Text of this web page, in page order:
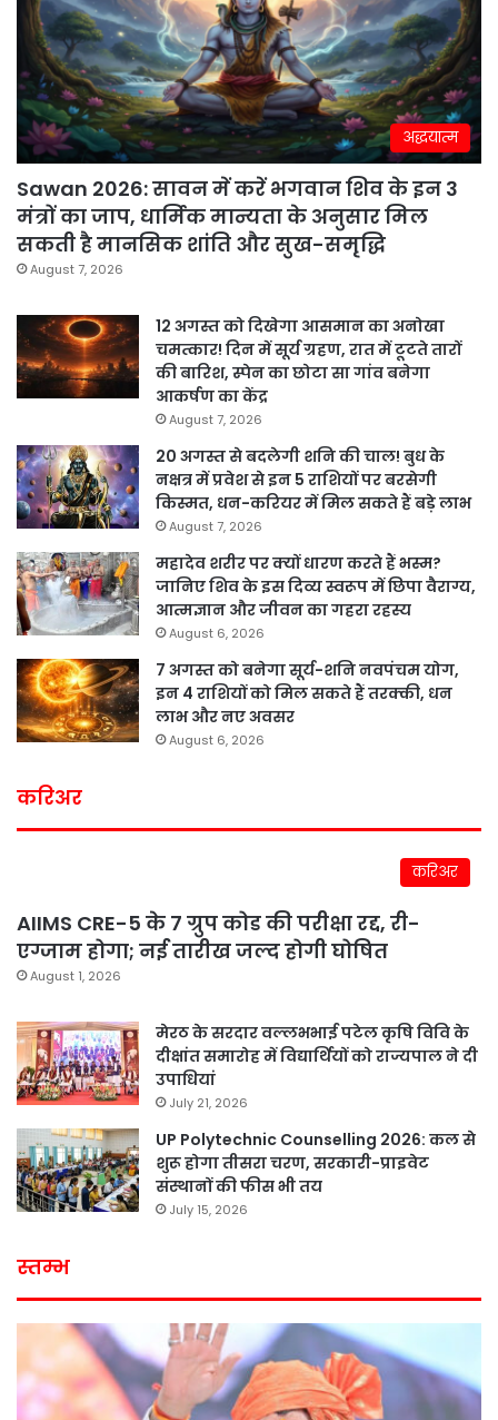
अद्धयात्म
Sawan 2026: सावन में करें भगवान शिव के इन 3
मंत्रों का जाप, धार्मिक मान्यता के अनुसार मिल
सकती है मानसिक शांति और सुख-समृद्धि
August 7, 2026
12 अगस्त को दिखेगा आसमान का अनोखा
चमत्कार! दिन में सूर्य ग्रहण, रात में टूटते तारों
की बारिश, स्पेन का छोटा सा गांव बनेगा
आकर्षण का केंद्र
August 7, 2026
20 अगस्त से बदलेगी शनि की चाल! बुध के
नक्षत्र में प्रवेश से इन 5 राशियों पर बरसेगी
किस्मत, धन-करियर में मिल सकते हैं बड़े लाभ
August 7, 2026
महादेव शरीर पर क्यों धारण करते हैं भस्म?
जानिए शिव के इस दिव्य स्वरूप में छिपा वैराग्य,
आत्मज्ञान और जीवन का गहरा रहस्य
August 6, 2026
7 अगस्त को बनेगा सूर्य-शनि नवपंचम योग,
इन 4 राशियों को मिल सकते हैं तरक्की, धन
लाभ और नए अवसर
August 6, 2026
करिअर
करिअर
AIIMS CRE-5 के 7 ग्रुप कोड की परीक्षा रद्द, री-
एग्जाम होगा; नई तारीख जल्द होगी घोषित
August 1, 2026
मेरठ के सरदार वल्लभभाई पटेल कृषि विवि के
दीक्षांत समारोह में विद्यार्थियों को राज्यपाल ने दी
उपाधियां
July 21, 2026
UP Polytechnic Counselling 2026: कल से
शुरू होगा तीसरा चरण, सरकारी-प्राइवेट
संस्थानों की फीस भी तय
July 15, 2026
स्तम्भ